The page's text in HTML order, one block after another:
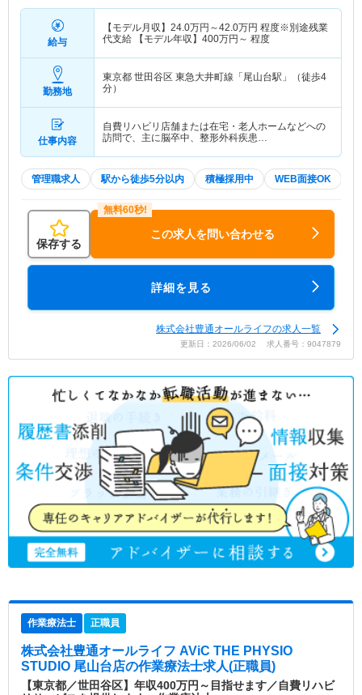
給与
【モデル月収】 24.0万円～42.0万円 程度※別途残業
代支給 【モデル年収】 400万円～ 程度
勤務地
東京都 世田谷区 東急大井町線「尾山台駅」（徒歩4
分）
仕事内容
自費リハビリ店舗または在宅・老人ホームなどへの
訪問で、主に脳卒中、整形外科疾患…
管理職求人 駅から徒歩5分以内 積極採用中 WEB面接OK
保存する
この求人を問い合わせる
詳細を見る
株式会社豊通オールライフの求人一覧
更新日：2026/06/02 求人番号：9047879
作業療法士 正職員
株式会社豊通オールライフ AViC THE PHYSIO
STUDIO 尾山台店の作業療法士求人(正職員)
【東京都／世田谷区】年収400万円～目指せます／自費リハビ